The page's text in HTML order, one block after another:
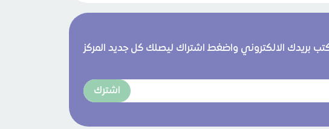
بريدك الالكتروني واضغط اشتراك ليصلك كل جديد المركز
اشترك